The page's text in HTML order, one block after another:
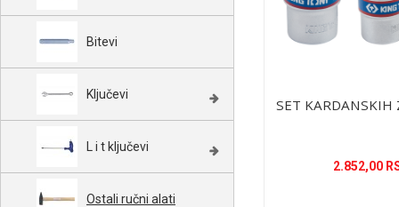
Bitevi
Ključevi
L i t ključevi
Ostali ručni alati
SET KARDANSKIH
2.852,00